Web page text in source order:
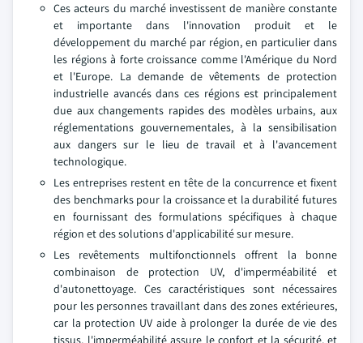
Ces acteurs du marché investissent de manière constante
et importante dans l'innovation produit et le
développement du marché par région, en particulier dans
les régions à forte croissance comme l'Amérique du Nord
et l'Europe. La demande de vêtements de protection
industrielle avancés dans ces régions est principalement
due aux changements rapides des modèles urbains, aux
réglementations gouvernementales, à la sensibilisation
aux dangers sur le lieu de travail et à l'avancement
technologique.
Les entreprises restent en tête de la concurrence et fixent
des benchmarks pour la croissance et la durabilité futures
en fournissant des formulations spécifiques à chaque
région et des solutions d'applicabilité sur mesure.
Les revêtements multifonctionnels offrent la bonne
combinaison de protection UV, d'imperméabilité et
d'autonettoyage. Ces caractéristiques sont nécessaires
pour les personnes travaillant dans des zones extérieures,
car la protection UV aide à prolonger la durée de vie des
tissus, l'imperméabilité assure le confort et la sécurité, et